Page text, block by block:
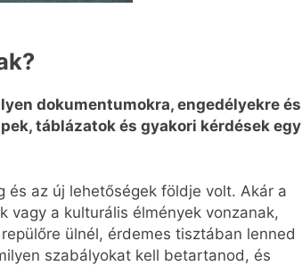
dokumentumokra, engedélyekre és
táblázatok és gyakori kérdések egy
és az új lehetőségek földje volt. Akár a
vagy a kulturális élmények vonzanak,
ülnél, érdemes tisztában lenned
szabályokat kell betartanod, és